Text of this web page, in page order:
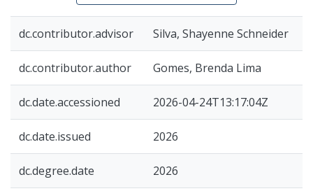
dc.contributor.advisor Silva, Shayenne Schneider
dc.contributor.author Gomes, Brenda Lima
dc.date.accessioned 2026-04-24T13:17:04Z
dc.date.issued 2026
dc.degree.date 2026